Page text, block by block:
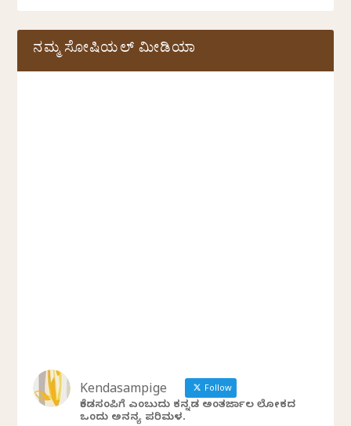
ನಮ್ಮ ಸೋಷಿಯಲ್‌ ಮೀಡಿಯಾ
Kendasampige Follow
ಕೆಂಡಸಂಪಿಗೆ ಎಂಬುದು ಕನ್ನಡ ಅಂತರ್ಜಾಲ ಲೋಕದ
ಒಂದು ಅನನ್ಯ ಪರಿಮಳ.